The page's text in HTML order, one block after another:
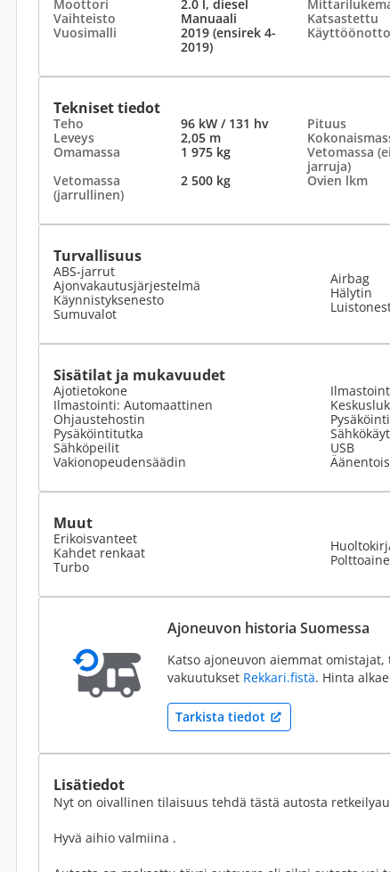
Moottori
2.0 l, diesel
Vaihteisto
Manuaali Katsastettu
Vuosimalli
2019 (ensirek 4-
2019)
Tekniset tiedot
Teho 96 kW / 131 hv Pituus
Leveys
2,05 m
Omamassa
1 975 kg
Vetomassa (ei
jarruja)
Vetomassa
(jarrullinen)
2 500 kg Ovien lkm
Turvallisuus
ABS-jarrut
Ajonvakautusjärjestelmä
Käynnistyksenesto
Sumuvalot
Airbag
Hälytin
Sisätilat ja mukavuudet
Ajotietokone
Ilmastointi: Automaattinen
Ohjaustehostin
Pysäköintitutka
Sähköpeilit
Vakionopeudensäädin
USB
Muut
Erikoisvanteet
Kahdet renkaat
Turbo
Ajoneuvon historia Suomessa
Katso ajoneuvon aiemmat
vakuutukset Rekkari.fistä. Hinta
Tarkista tiedot
Lisätiedot
Nyt on oivallinen tilaisuus tehdä tästä autosta
Hyvä aihio valmiina .